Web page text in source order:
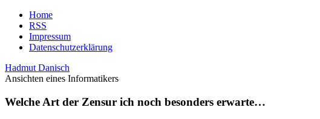
Home
RSS
Impressum
Datenschutzerklärung
Hadmut Danisch
Ansichten eines Informatikers
Welche Art der Zensur ich noch besonders erwarte…